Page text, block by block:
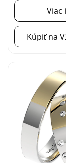
Viac
Kúpiť na